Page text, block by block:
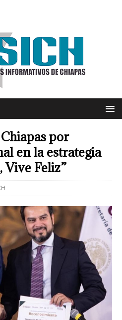
por
en la estrategia
Vive Feliz”